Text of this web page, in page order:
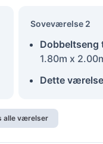
Soveværelse 2
Dobbeltseng
1.80m x
Dette
alle værelser